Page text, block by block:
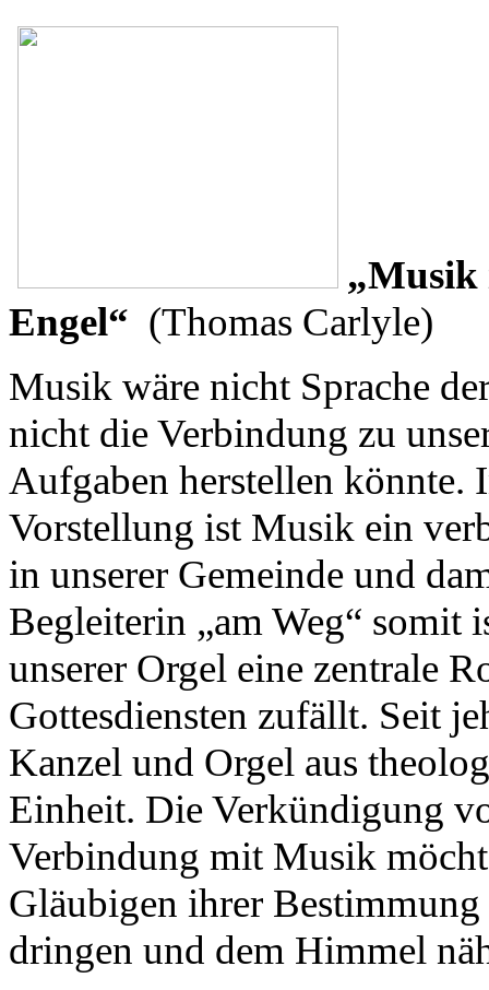
„Musik
Engel“ (Thomas Carlyle)
Musik wäre nicht Sprache
nicht die Verbindung zu
Aufgaben herstellen könnte.
Vorstellung ist Musik ein
in unserer Gemeinde und
Begleiterin „am Weg“ somit
unserer Orgel eine zentrale
Gottesdiensten zufällt. Seit
Kanzel und Orgel aus
Einheit. Die Verkündigung
Verbindung mit Musik
Gläubigen ihrer Bestimmung
dringen und dem